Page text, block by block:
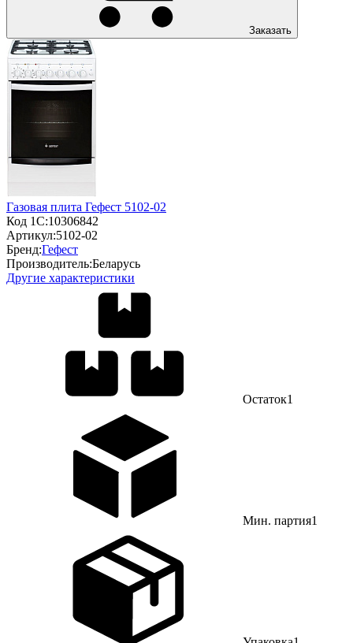
Заказать
Газовая плита Гефест 5102-02
Код 1С:10306842
Артикул:5102-02
Бренд:Гефест
Производитель:Беларусь
Другие характеристики
Остаток1
Мин. партия1